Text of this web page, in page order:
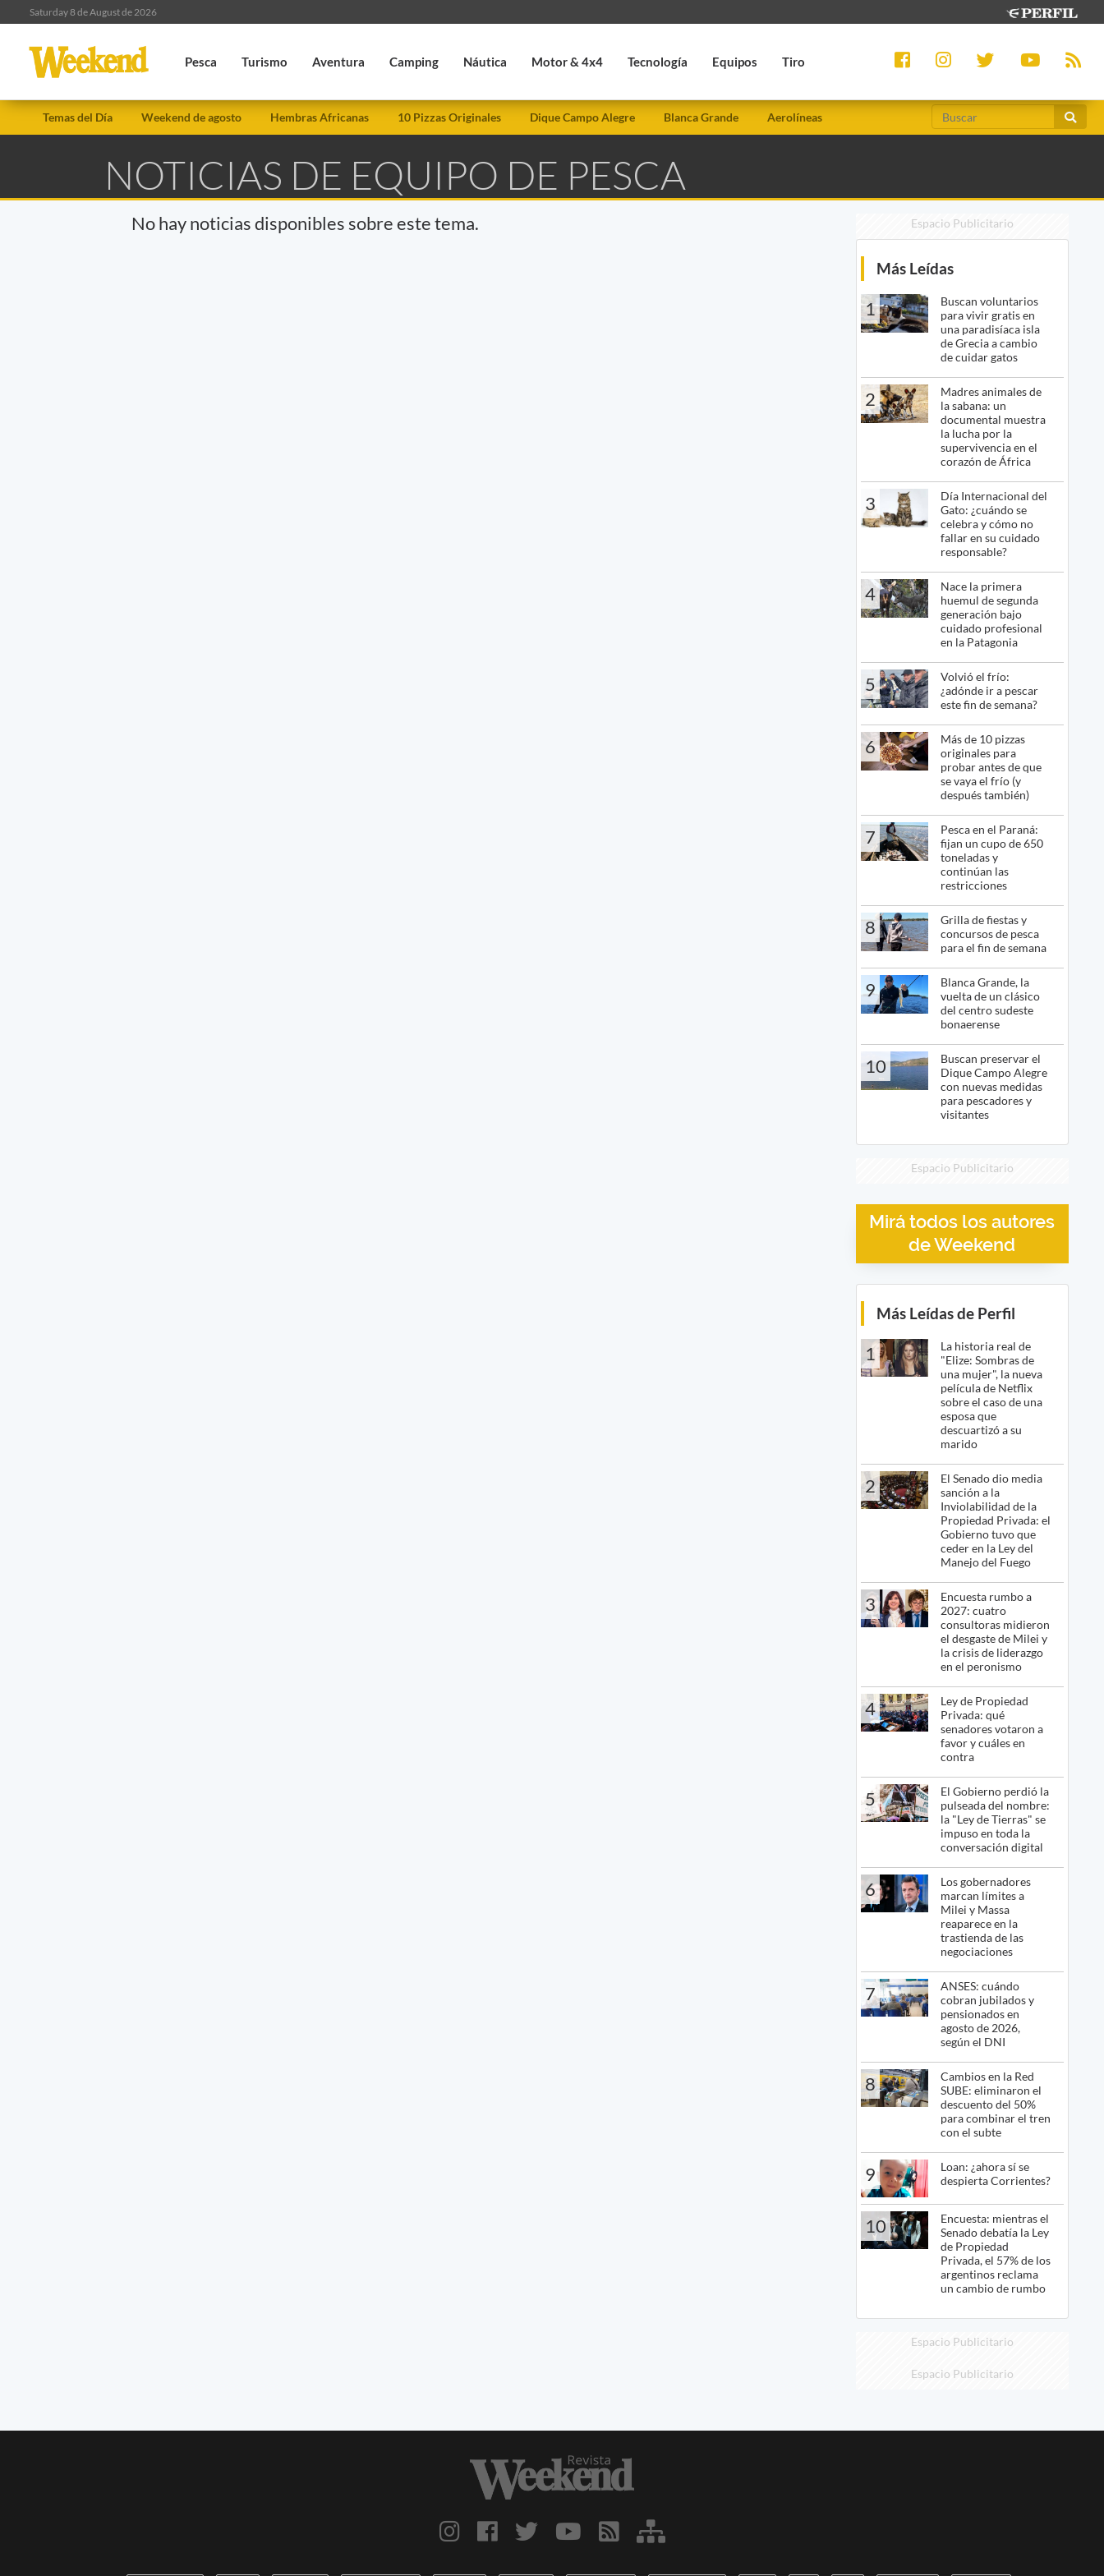
Saturday 8 de August de 2026
Pesca Turismo Aventura Camping Náutica Motor & 4x4 Tecnología Equipos Tiro
Temas del Día Weekend de agosto Hembras Africanas 10 Pizzas Originales Dique Campo Alegre Blanca Grande Aerolíneas
NOTICIAS DE EQUIPO DE PESCA
No hay noticias disponibles sobre este tema. Espacio Publicitario
Más Leídas
1
Buscan voluntarios
para vivir gratis en
una paradisíaca isla
de Grecia a cambio
de cuidar gatos
2
Madres animales de
la sabana: un
documental muestra
la lucha por la
supervivencia en el
corazón de África
3
Día Internacional del
Gato: ¿cuándo se
celebra y cómo no
fallar en su cuidado
responsable?
4
Nace la primera
huemul de segunda
generación bajo
cuidado profesional
en la Patagonia
5
Volvió el frío:
¿adónde ir a pescar
este fin de semana?
6
Más de 10 pizzas
originales para
probar antes de que
se vaya el frío (y
después también)
7
Pesca en el Paraná:
fijan un cupo de 650
toneladas y
continúan las
restricciones
8
Grilla de fiestas y
concursos de pesca
para el fin de semana
9
Blanca Grande, la
vuelta de un clásico
del centro sudeste
bonaerense
10
Buscan preservar el
Dique Campo Alegre
con nuevas medidas
para pescadores y
visitantes
Espacio Publicitario
Mirá todos los autores
de Weekend
Más Leídas de Perfil
1
La historia real de
"Elize: Sombras de
una mujer", la nueva
película de Netflix
sobre el caso de una
esposa que
descuartizó a su
marido
2
El Senado dio media
sanción a la
Inviolabilidad de la
Propiedad Privada: el
Gobierno tuvo que
ceder en la Ley del
Manejo del Fuego
3
Encuesta rumbo a
2027: cuatro
consultoras midieron
el desgaste de Milei y
la crisis de liderazgo
en el peronismo
4
Ley de Propiedad
Privada: qué
senadores votaron a
favor y cuáles en
contra
5
El Gobierno perdió la
pulseada del nombre:
la "Ley de Tierras" se
impuso en toda la
conversación digital
6
Los gobernadores
marcan límites a
Milei y Massa
reaparece en la
trastienda de las
negociaciones
7
ANSES: cuándo
cobran jubilados y
pensionados en
agosto de 2026,
según el DNI
8
Cambios en la Red
SUBE: eliminaron el
descuento del 50%
para combinar el tren
con el subte
9
Loan: ¿ahora sí se
despierta Corrientes?
10
Encuesta: mientras el
Senado debatía la Ley
de Propiedad
Privada, el 57% de los
argentinos reclama
un cambio de rumbo
Espacio Publicitario
Espacio Publicitario